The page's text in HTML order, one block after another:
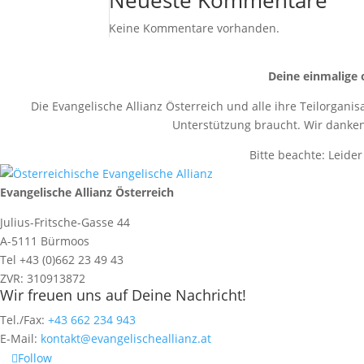
Keine Kommentare vorhanden.
Deine einmalige
Die Evangelische Allianz Österreich und alle ihre
Unterstützung braucht. Wir
Bitte beachte:
Evangelische Allianz Österreich
Julius-Fritsche-Gasse 44
A-5111 Bürmoos
Tel +43 (0)662 23 49 43
ZVR: 310913872
Wir freuen uns auf Deine Nachricht!
Tel./Fax: +43 662 234 943
E-Mail: kontakt@evangelischeallianz.at
Follow